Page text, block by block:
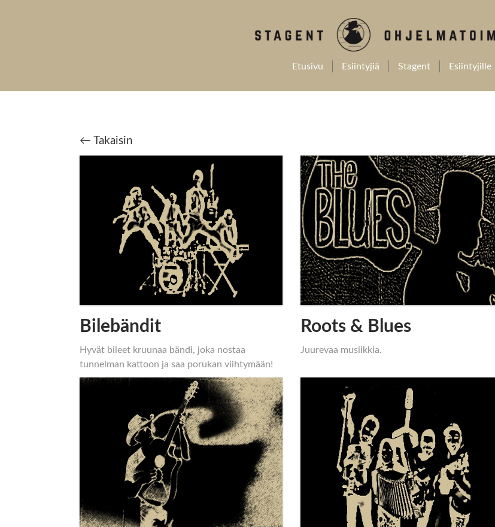
Etusivu Esiintyjiä Stagent Esiintyjille
← Takaisin
Bilebändit
Hyvät bileet kruunaa bändi, joka nostaa
tunnelman kattoon ja saa porukan viihtymään!
Roots & Blues
Juurevaa musiikkia.